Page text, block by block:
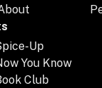
Up
You Know
Club